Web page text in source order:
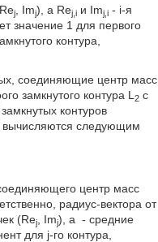
j, Imj), а Rej,iи Imj,i- i-я
значение 1 для первого
контура,
соединяющие центр масс
замкнутого контура L 2с
контуров
вычисляются следующим
центр масс
радиус-вектора от
(Rej, Imj), а - средние
для j-го контура,